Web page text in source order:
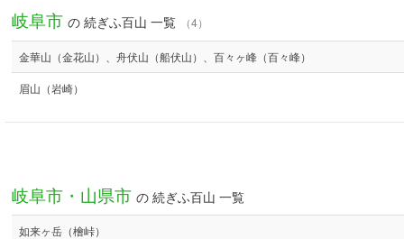
岐阜市 の 続ぎふ百山 一覧 （4）
金華山（金花山）、舟伏山（船伏山）、百々ヶ峰（百々峰）
眉山（岩崎）
岐阜市・山県市 の 続ぎふ百山 一覧
如来ヶ岳（檜峠）